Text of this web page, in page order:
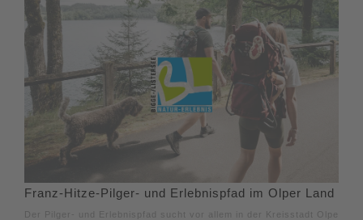
Franz-Hitze-Pilger- und Erlebnispfad im Olper Land
Der Pilger- und Erlebnispfad sucht vor allem in der Kreisstadt Olpe